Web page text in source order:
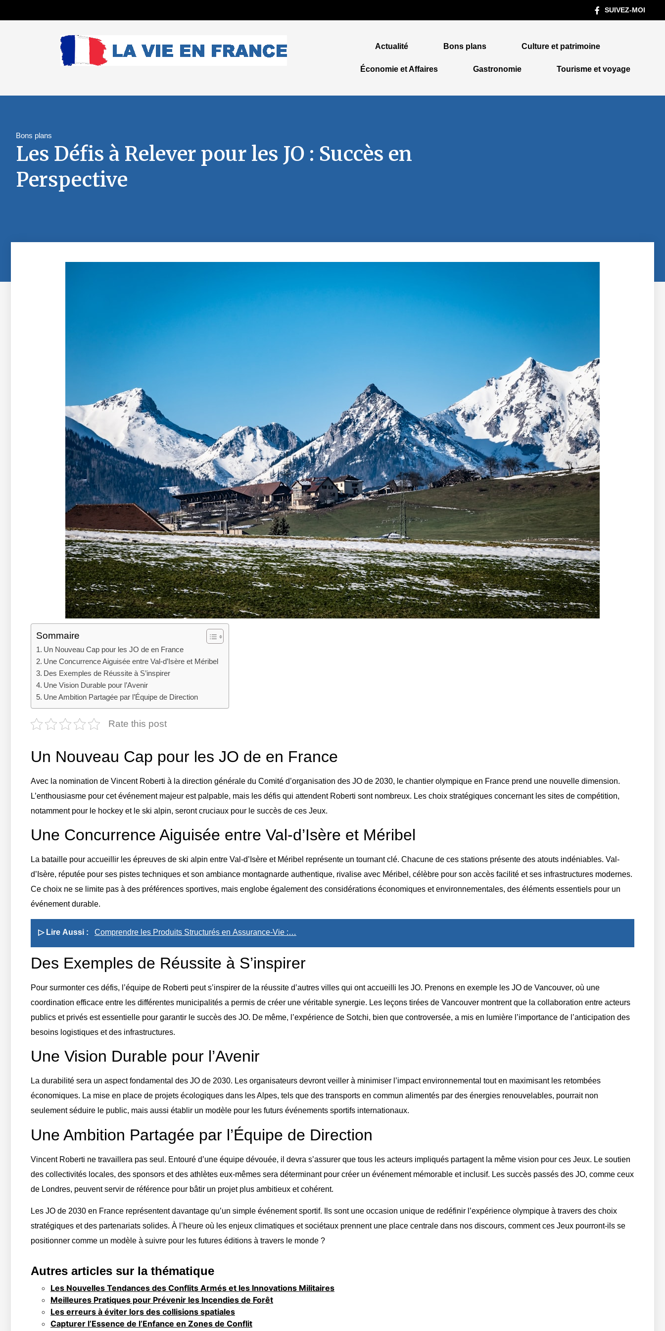
SUIVEZ-MOI
Actualité Bons plans Culture et patrimoine
Économie et Affaires Gastronomie Tourisme et voyage
Bons plans
Les Défis à Relever pour les JO : Succès en
Perspective
Sommaire
Un Nouveau Cap pour les JO de en France
Une Concurrence Aiguisée entre Val-d’Isère et Méribel
Des Exemples de Réussite à S’inspirer
Une Vision Durable pour l’Avenir
Une Ambition Partagée par l’Équipe de Direction
Rate this post
Un Nouveau Cap pour les JO de en France
Avec la nomination de Vincent Roberti à la direction générale du Comité d’organisation des JO de 2030, le chantier olympique en France prend une nouvelle dimension.
L’enthousiasme pour cet événement majeur est palpable, mais les défis qui attendent Roberti sont nombreux. Les choix stratégiques concernant les sites de compétition,
notamment pour le hockey et le ski alpin, seront cruciaux pour le succès de ces Jeux.
Une Concurrence Aiguisée entre Val-d’Isère et Méribel
La bataille pour accueillir les épreuves de ski alpin entre Val-d’Isère et Méribel représente un tournant clé. Chacune de ces stations présente des atouts indéniables. Val-
d’Isère, réputée pour ses pistes techniques et son ambiance montagnarde authentique, rivalise avec Méribel, célèbre pour son accès facilité et ses infrastructures modernes.
Ce choix ne se limite pas à des préférences sportives, mais englobe également des considérations économiques et environnementales, des éléments essentiels pour un
événement durable.
▷ Lire Aussi : Comprendre les Produits Structurés en Assurance-Vie :…
Des Exemples de Réussite à S’inspirer
Pour surmonter ces défis, l’équipe de Roberti peut s’inspirer de la réussite d’autres villes qui ont accueilli les JO. Prenons en exemple les JO de Vancouver, où une
coordination efficace entre les différentes municipalités a permis de créer une véritable synergie. Les leçons tirées de Vancouver montrent que la collaboration entre acteurs
publics et privés est essentielle pour garantir le succès des JO. De même, l’expérience de Sotchi, bien que controversée, a mis en lumière l’importance de l’anticipation des
besoins logistiques et des infrastructures.
Une Vision Durable pour l’Avenir
La durabilité sera un aspect fondamental des JO de 2030. Les organisateurs devront veiller à minimiser l’impact environnemental tout en maximisant les retombées
économiques. La mise en place de projets écologiques dans les Alpes, tels que des transports en commun alimentés par des énergies renouvelables, pourrait non
seulement séduire le public, mais aussi établir un modèle pour les futurs événements sportifs internationaux.
Une Ambition Partagée par l’Équipe de Direction
Vincent Roberti ne travaillera pas seul. Entouré d’une équipe dévouée, il devra s’assurer que tous les acteurs impliqués partagent la même vision pour ces Jeux. Le soutien
des collectivités locales, des sponsors et des athlètes eux-mêmes sera déterminant pour créer un événement mémorable et inclusif. Les succès passés des JO, comme ceux
de Londres, peuvent servir de référence pour bâtir un projet plus ambitieux et cohérent.
Les JO de 2030 en France représentent davantage qu’un simple événement sportif. Ils sont une occasion unique de redéfinir l’expérience olympique à travers des choix
stratégiques et des partenariats solides. À l’heure où les enjeux climatiques et sociétaux prennent une place centrale dans nos discours, comment ces Jeux pourront-ils se
positionner comme un modèle à suivre pour les futures éditions à travers le monde ?
Autres articles sur la thématique
Les Nouvelles Tendances des Conflits Armés et les Innovations Militaires
Meilleures Pratiques pour Prévenir les Incendies de Forêt
Les erreurs à éviter lors des collisions spatiales
Capturer l’Essence de l’Enfance en Zones de Conflit